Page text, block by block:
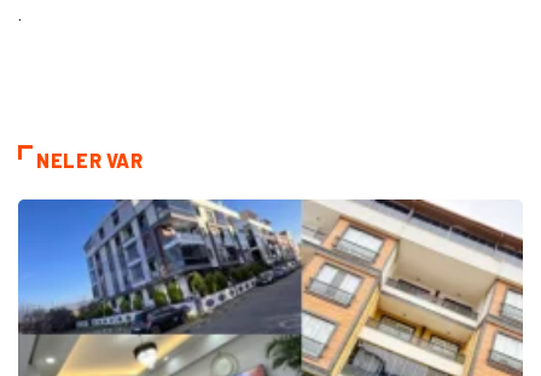
.
NELER VAR